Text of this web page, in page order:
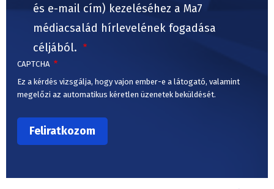
és e-mail cím) kezeléséhez a Ma7
médiacsalád hírlevelének fogadása
céljából.
CAPTCHA
Ez a kérdés vizsgálja, hogy vajon ember-e a látogató, valamint
megelőzi az automatikus kéretlen üzenetek beküldését.